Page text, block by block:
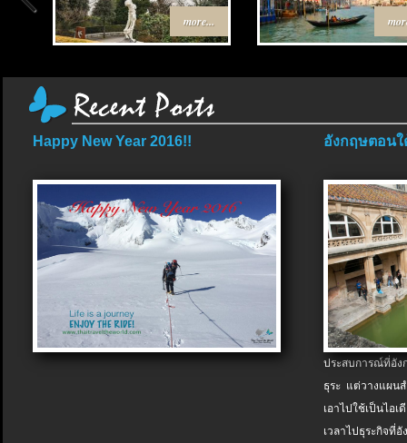
more...
Happy New Year 2016!! อังกฤษตอนใ
ประสบการณ์ที่อัง
ธุระ แต่วางแผน
เอาไปใช้เป็นไอ
เวลาไปธุระกิจที่อั